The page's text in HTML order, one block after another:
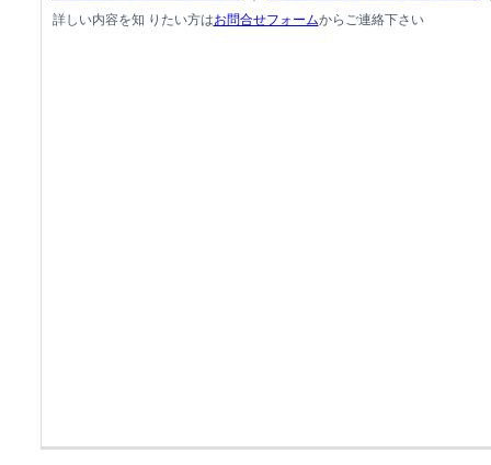
詳しい内容を知 りたい方はお問合せフォームからご連絡下さい